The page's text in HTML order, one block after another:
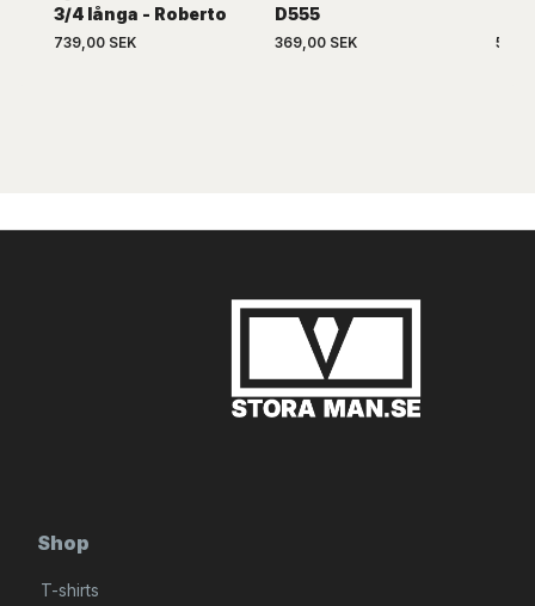
3/4 långa - Roberto
739,00 SEK
D555
369,00 SEK
Shop
T-shirts